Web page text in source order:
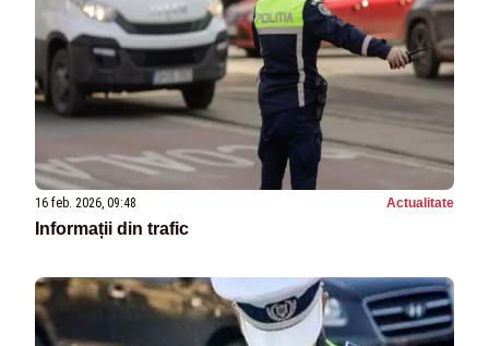
16 feb. 2026, 09:48 Actualitate
Informații din trafic